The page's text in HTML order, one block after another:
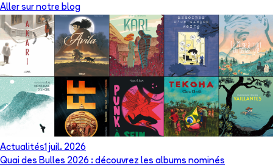
Aller sur notre blog
Actualités1 juil. 2026
Quai des Bulles 2026 : découvrez les albums nominés